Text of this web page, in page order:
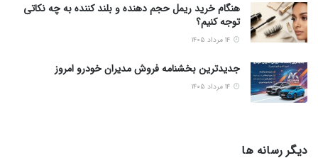
هنگام خرید ریمل حجم دهنده و بلند کننده به چه نکاتی
توجه کنیم؟
جدیدترین بخشنامه فروش مدیران خودرو امروز
دیگر رسانه ها